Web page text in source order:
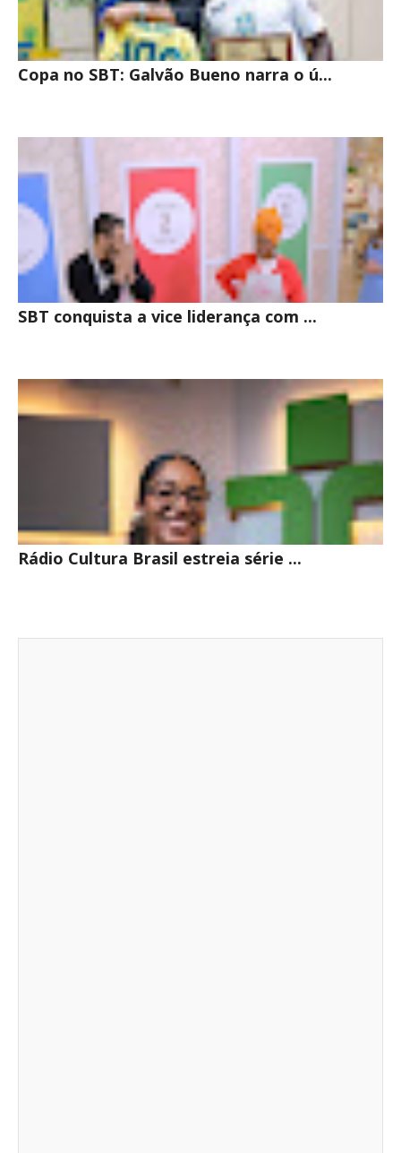
Copa no SBT: Galvão Bueno narra o ú...
SBT conquista a vice liderança com ...
Rádio Cultura Brasil estreia série ...